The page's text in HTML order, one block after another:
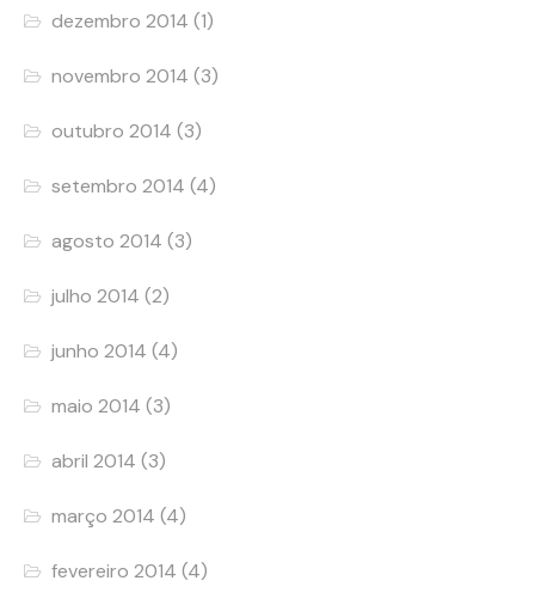
dezembro 2014 (1)
novembro 2014 (3)
outubro 2014 (3)
setembro 2014 (4)
agosto 2014 (3)
julho 2014 (2)
junho 2014 (4)
maio 2014 (3)
abril 2014 (3)
março 2014 (4)
fevereiro 2014 (4)